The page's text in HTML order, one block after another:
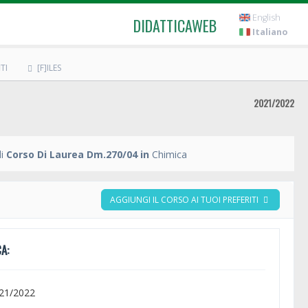
DIDATTICAWEB
English
Italiano
[F]ILES
2021/2022
Corso Di Laurea Dm.270/04 in Chimica
AGGIUNGI IL CORSO AI TUOI PREFERITI
2022